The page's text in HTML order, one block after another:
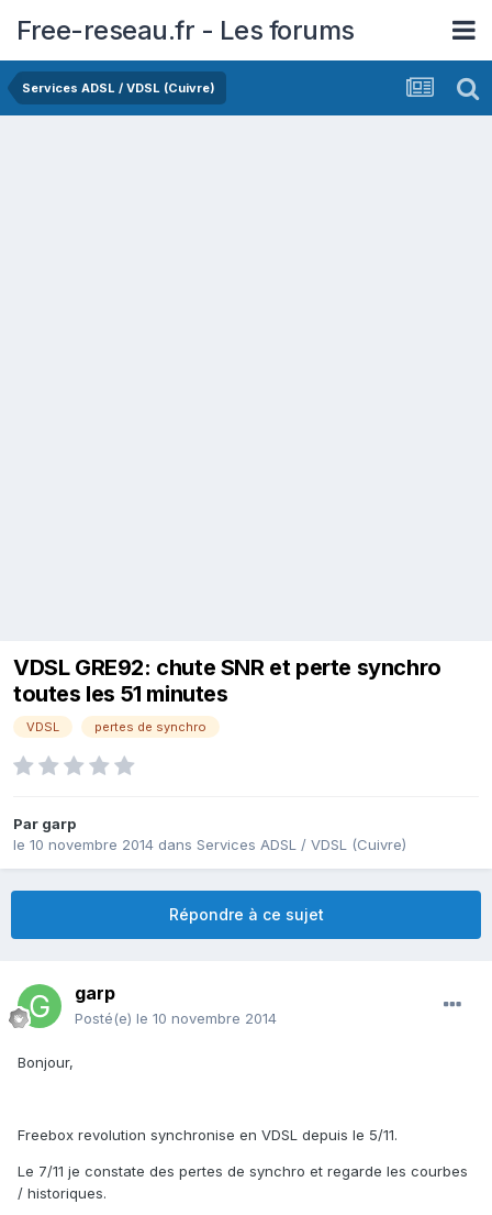
Free-reseau.fr - Les forums
Services ADSL / VDSL (Cuivre)
VDSL GRE92: chute SNR et perte synchro
toutes les 51 minutes
VDSL pertes de synchro
Par garp
le 10 novembre 2014 dans Services ADSL / VDSL (Cuivre)
Répondre à ce sujet
garp
Posté(e) le 10 novembre 2014
Bonjour,
Freebox revolution synchronise en VDSL depuis le 5/11.
Le 7/11 je constate des pertes de synchro et regarde les courbes
/ historiques.